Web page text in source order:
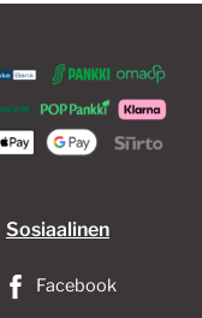
Sosiaalinen
Facebook